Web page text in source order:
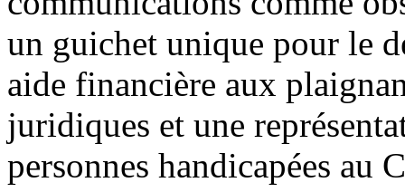
un guichet unique pour le
aide financière aux
juridiques et une
personnes handicapées au